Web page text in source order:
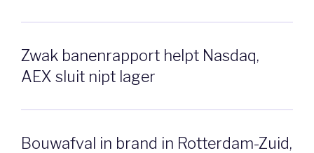
Zwak banenrapport helpt Nasdaq,
AEX sluit nipt lager
Bouwafval in brand in Rotterdam-Zuid,